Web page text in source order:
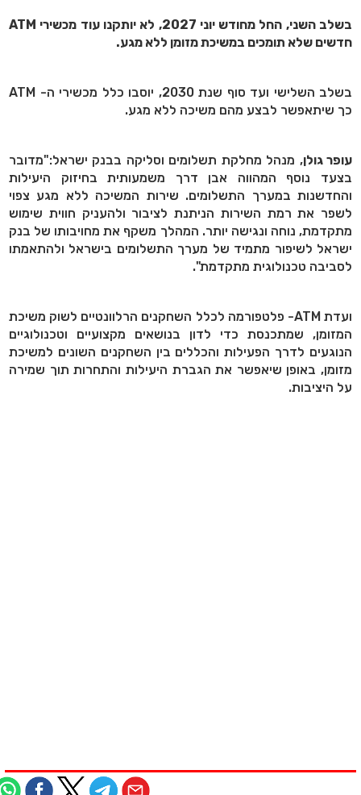
בשלב השני, החל מחודש יוני 2027, לא יותקנו עוד מכשירי ATM
חדשים שלא תומכים במשיכת מזומן ללא מגע.
בשלב השלישי ועד סוף שנת 2030, יוסבו כלל מכשירי ה- ATM
כך שיתאפשר לבצע מהם משיכה ללא מגע.
עופר גולן, מנהל מחלקת תשלומים וסליקה בבנק ישראל:"מדובר
בצעד נוסף המהווה אבן דרך משמעותית בחיזוק היעילות
והחדשנות במערך התשלומים. שירות המשיכה ללא מגע צפוי
לשפר את רמת השירות הניתנת לציבור ולהעניק חווית שימוש
מתקדמת, נוחה ונגישה יותר. המהלך משקף את מחויבותו של בנק
ישראל לשיפור מתמיד של מערך התשלומים בישראל ולהתאמתו
לסביבה טכנולוגית מתקדמת".
ועדת ATM- פלטפורמה לכלל השחקנים הרלוונטיים לשוק משיכת
המזומן, שמתכנסת כדי לדון בנושאים מקצועיים וטכנולוגיים
הנוגעים לדרך הפעילות והכללים בין השחקנים השונים למשיכת
מזומן, באופן שיאפשר את הגברת היעילות והתחרות תוך שמירה
על היציבות.